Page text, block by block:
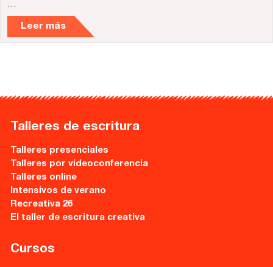
…
Leer más
Talleres de escritura
Talleres presenciales
Talleres por videoconferencia
Talleres online
Intensivos de verano
Recreativa 26
El taller de escritura creativa
Cursos